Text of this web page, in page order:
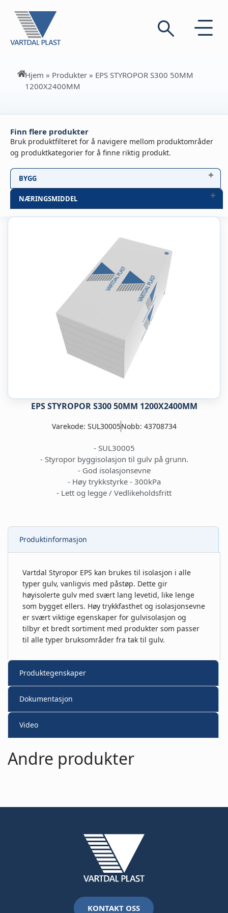
Hjem » Produkter» EPS STYROPOR S300 50MM
1200X2400MM
Finn flere produkter
Bruk produktfilteret for å navigere mellom produktområder
og produktkategorier for å finne riktig produkt.
BYGG
NÆRINGSMIDDEL
EPS STYROPOR S300 50MM 1200X2400MM
Varekode: SUL30005Nobb: 43708734
- SUL30005
- Styropor byggisolasjon til gulv på grunn.
- God isolasjonsevne
- Høy trykkstyrke - 300kPa
- Lett og legge / Vedlikeholdsfritt
Produktinformasjon
Vartdal Styropor EPS kan brukes til isolasjon i alle
typer gulv, vanligvis med påstøp. Dette gir
høyisolerte gulv med svært lang levetid, like lenge
som bygget ellers. Høy trykkfasthet og isolasjonsevne
er svært viktige egenskaper for gulvisolasjon og
tilbyr et bredt sortiment med produkter som passer
til alle typer bruksområder fra tak til gulv.
Produktegenskaper
Dokumentasjon
Video
Andre produkter
KONTAKT OSS